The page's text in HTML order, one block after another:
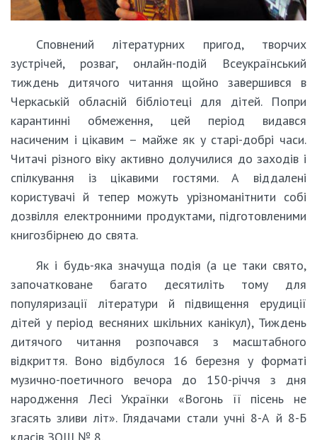
Сповнений літературних пригод, творчих
зустрічей, розваг, онлайн-подій Всеукраїнський
тиждень дитячого читання щойно завершився в
Черкаській обласній бібліотеці для дітей. Попри
карантинні обмеження, цей період видався
насиченим і цікавим – майже як у старі-добрі часи.
Читачі різного віку активно долучилися до заходів і
спілкування із цікавими гостями. А віддалені
користувачі й тепер можуть урізноманітнити собі
дозвілля електронними продуктами, підготовленими
книгозбірнею до свята.
Як і будь-яка значуща подія (а це таки свято,
започатковане багато десятиліть тому для
популяризації літератури й підвищення ерудиції
дітей у період весняних шкільних канікул), Тиждень
дитячого читання розпочався з масштабного
відкриття. Воно відбулося 16 березня у форматі
музично-поетичного вечора до 150-річчя з дня
народження Лесі Українки «Вогонь її пісень не
згасять зливи літ». Глядачами стали учні 8-А й 8-Б
класів ЗОШ № 8.